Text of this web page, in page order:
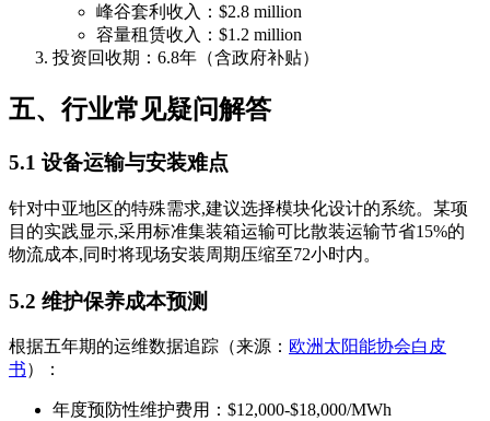
峰谷套利收入：$2.8 million
容量租赁收入：$1.2 million
投资回收期：6.8年（含政府补贴）
五、行业常见疑问解答
5.1 设备运输与安装难点
针对中亚地区的特殊需求,建议选择模块化设计的系统。某项
目的实践显示,采用标准集装箱运输可比散装运输节省15%的
物流成本,同时将现场安装周期压缩至72小时内。
5.2 维护保养成本预测
根据五年期的运维数据追踪（来源： 欧洲太阳能协会白皮
书）：
年度预防性维护费用：$12,000-$18,000/MWh